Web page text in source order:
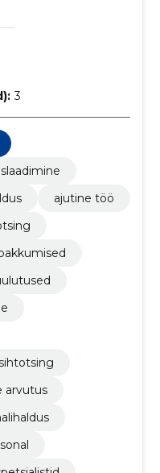
3
ajutine töö
arvutus